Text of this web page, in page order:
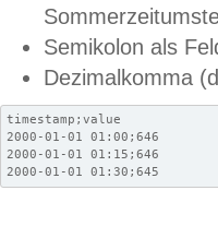
Semikolon als
Dezimalkomma
timestamp;value
2000-01-01 01:00;646
2000-01-01 01:15;646
2000-01-01 01:30;645